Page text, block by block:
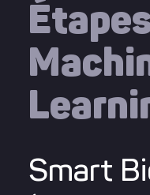
Smart